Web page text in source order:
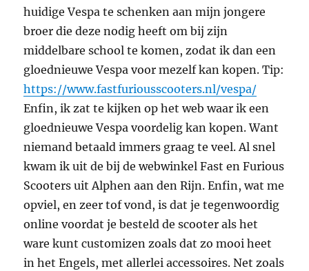
huidige Vespa te schenken aan mijn jongere
broer die deze nodig heeft om bij zijn
middelbare school te komen, zodat ik dan een
gloednieuwe Vespa voor mezelf kan kopen. Tip:
https://www.fastfuriousscooters.nl/vespa/
Enfin, ik zat te kijken op het web waar ik een
gloednieuwe Vespa voordelig kan kopen. Want
niemand betaald immers graag te veel. Al snel
kwam ik uit de bij de webwinkel Fast en Furious
Scooters uit Alphen aan den Rijn. Enfin, wat me
opviel, en zeer tof vond, is dat je tegenwoordig
online voordat je besteld de scooter als het
ware kunt customizen zoals dat zo mooi heet
in het Engels, met allerlei accessoires. Net zoals